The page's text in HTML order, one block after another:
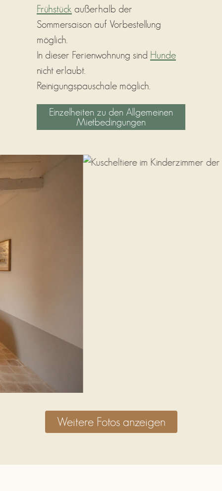
Frühstück außerhalb der
Sommersaison auf Vorbestellung
möglich.
In dieser Ferienwohnung sind Hunde
nicht erlaubt.
Reinigungspauschale möglich.
Einzelheiten zu den Allgemeinen
Mietbedingungen
Weitere Fotos anzeigen